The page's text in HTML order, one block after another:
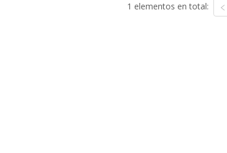
1 elementos en total: